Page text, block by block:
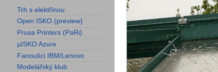
Trh s elektřinou
Open ISKO (preview)
Prusa Printers (PaRi)
µISKO Azure
Fanoušci IBM/Lenovo
Modelářský klub